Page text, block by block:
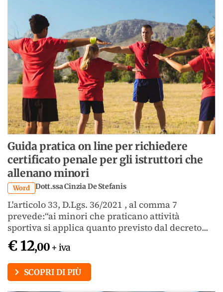
Guida pratica on line per richiedere
certificato penale per gli istruttori che
allenano minori
Word Dott.ssa Cinzia De Stefanis
L'articolo 33, D.Lgs. 36/2021 , al comma 7
prevede:“ai minori che praticano attività
sportiva si applica quanto previsto dal decreto...
€ 12,00 + iva
SCOPRI DI PIÙ